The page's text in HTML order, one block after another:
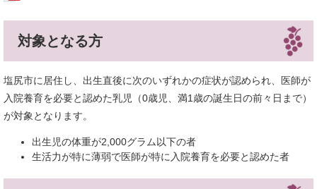
対象となる方
塩尻市に居住し、出生直後に次のいずれかの症状が認められ、医師が
入院養育を必要と認めた乳児（0歳児、満1歳の誕生日の前々日まで）
が対象となります。
出生児の体重が2,000グラム以下の者
生活力が特に薄弱で医師が特に入院養育を必要と認めた者